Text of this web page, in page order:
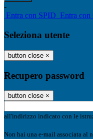
-
Entra con SPID Entra con
Seleziona utente
button close ×
Recupero password
button close ×
all'indirizzo indicato con le
Non hai una e-mail associata al